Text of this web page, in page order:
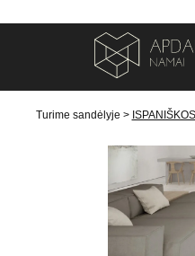
Turime sandėlyje >